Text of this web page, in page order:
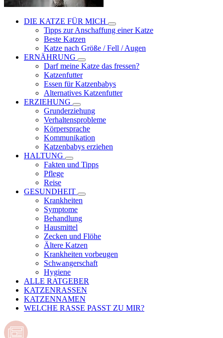
DIE KATZE FÜR MICH
Tipps zur Anschaffung einer Katze
Beste Katzen
Katze nach Größe / Fell / Augen
ERNÄHRUNG
Darf meine Katze das fressen?
Katzenfutter
Essen für Katzenbabys
Alternatives Katzenfutter
ERZIEHUNG
Grunderziehung
Verhaltensprobleme
Körpersprache
Kommunikation
Katzenbabys erziehen
HALTUNG
Fakten und Tipps
Pflege
Reise
GESUNDHEIT
Krankheiten
Symptome
Behandlung
Hausmittel
Zecken und Flöhe
Ältere Katzen
Krankheiten vorbeugen
Schwangerschaft
Hygiene
ALLE RATGEBER
KATZENRASSEN
KATZENNAMEN
WELCHE RASSE PASST ZU MIR?